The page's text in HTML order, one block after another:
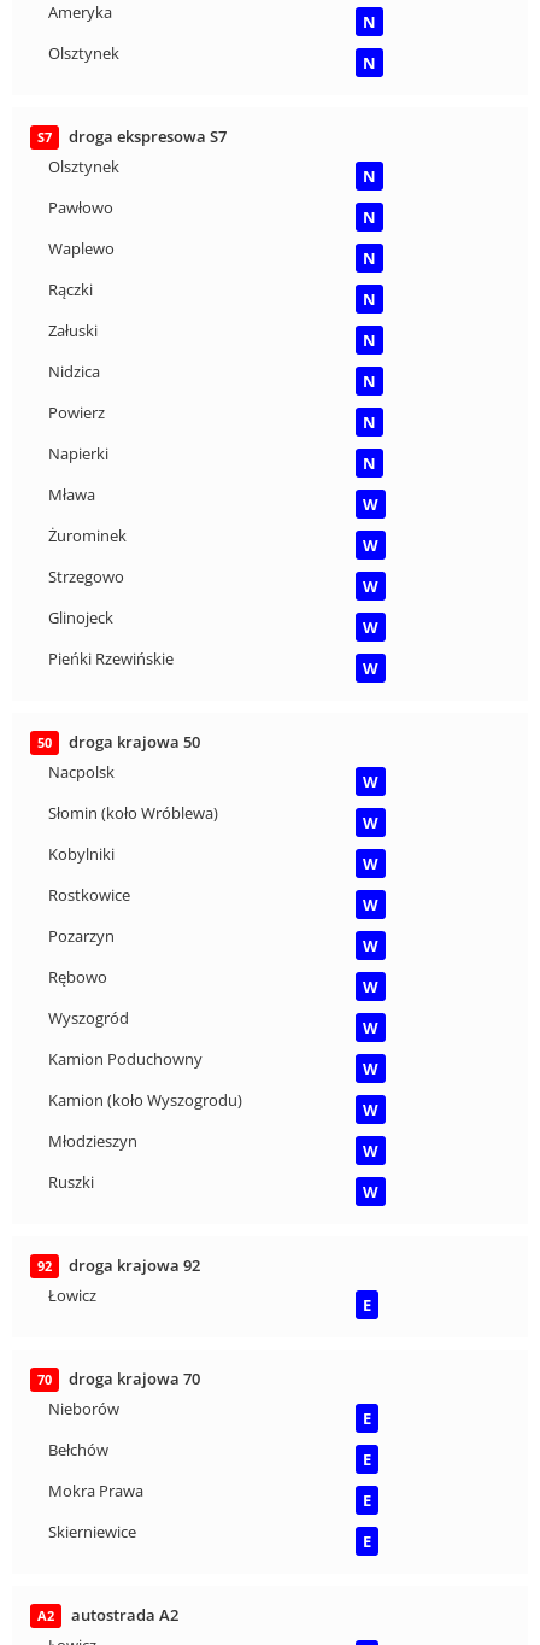
Ameryka
N
Olsztynek
N
S7
droga ekspresowa S7
Olsztynek
N
Pawłowo
N
Waplewo
N
Rączki
N
Załuski
N
Nidzica
N
Powierz
N
Napierki
N
Mława
W
Żurominek
W
Strzegowo
W
Glinojeck
W
Pieńki Rzewińskie
W
50
droga krajowa 50
Nacpolsk
W
Słomin (koło Wróblewa)
W
Kobylniki
W
Rostkowice
W
Pozarzyn
W
Rębowo
W
Wyszogród
W
Kamion Poduchowny
W
Kamion (koło Wyszogrodu)
W
Młodzieszyn
W
Ruszki
W
92
droga krajowa 92
Łowicz
E
70
droga krajowa 70
Nieborów
E
Bełchów
E
Mokra Prawa
E
Skierniewice
E
A2
autostrada A2